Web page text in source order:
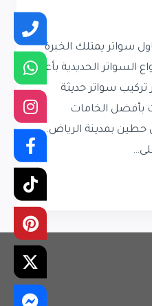
سواتر يمتلك الخبرة
السواتر الحديدية بأعلى
سواتر حديثة
بأفضل الخامات
حطين بمدينة الرياض.